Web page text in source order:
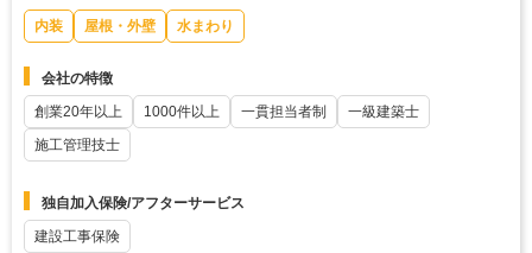
内装 屋根・外壁 水まわり
会社の特徴
創業20年以上
1000件以上 一貫担当者制
一級建築士
施工管理技士
独自加入保険/アフターサービス
建設工事保険